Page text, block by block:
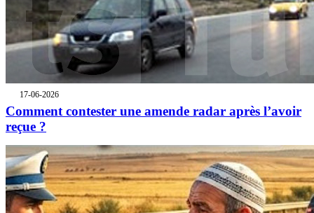
17-06-2026
Comment contester une amende radar après l’avoir
reçue ?